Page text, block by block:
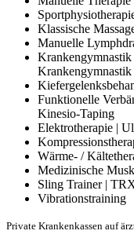
Klassische
Manuelle
Krankengymnastik
Krankengymnastik
Funktionelle
Kinesio-Taping
Elektrotherapie |
Wärme- /
Medizinische
Sling Trainer |
Vibrationstraining
Private Krankenkassen auf